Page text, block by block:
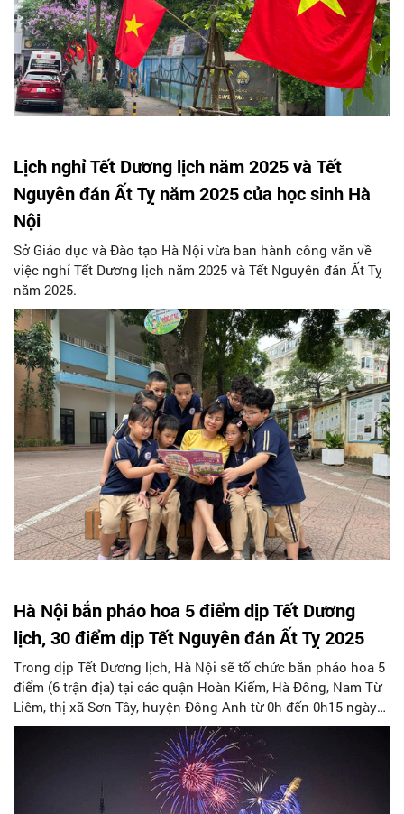
Lịch nghỉ Tết Dương lịch năm 2025 và Tết
Nguyên đán Ất Tỵ năm 2025 của học sinh Hà
Nội
Sở Giáo dục và Đào tạo Hà Nội vừa ban hành công văn về
việc nghỉ Tết Dương lịch năm 2025 và Tết Nguyên đán Ất Tỵ
năm 2025.
Hà Nội bắn pháo hoa 5 điểm dịp Tết Dương
lịch, 30 điểm dịp Tết Nguyên đán Ất Tỵ 2025
Trong dịp Tết Dương lịch, Hà Nội sẽ tổ chức bắn pháo hoa 5
điểm (6 trận địa) tại các quận Hoàn Kiếm, Hà Đông, Nam Từ
Liêm, thị xã Sơn Tây, huyện Đông Anh từ 0h đến 0h15 ngày
1/1/2025.